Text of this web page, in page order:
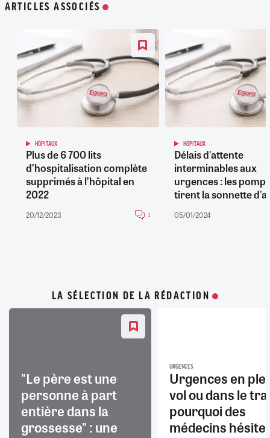
ARTICLES ASSOCIÉS
HÔPITAUX
Plus de 6 700 lits
d’hospitalisation complète
supprimés à l’hôpital en
2022
20/12/2023 1
HÔPITAUX
Délais d'attente
interminables aux
urgences : les
tirent la sonnette
05/01/2024
LA SÉLECTION DE LA RÉDACTION
"Le père est une
personne à part
entière dans la
grossesse" : une
URGENCES
Urgences en
vol ou dans le
pourquoi des
médecins